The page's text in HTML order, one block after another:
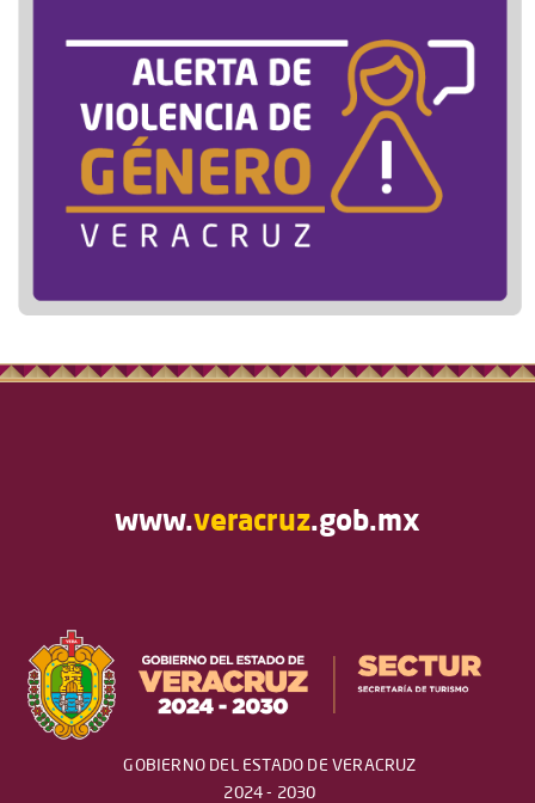
www.veracruz.gob.mx
GOBIERNO DEL ESTADO DE VERACRUZ
2024 - 2030